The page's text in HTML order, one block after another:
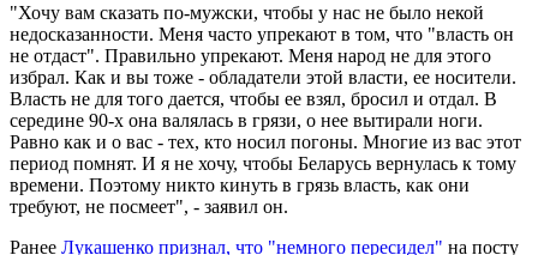
"Хочу вам сказать по-мужски, чтобы у нас не было некой
недосказанности. Меня часто упрекают в том, что "власть он
не отдаст". Правильно упрекают. Меня народ не для этого
избрал. Как и вы тоже - обладатели этой власти, ее носители.
Власть не для того дается, чтобы ее взял, бросил и отдал. В
середине 90-х она валялась в грязи, о нее вытирали ноги.
Равно как и о вас - тех, кто носил погоны. Многие из вас этот
период помнят. И я не хочу, чтобы Беларусь вернулась к тому
времени. Поэтому никто кинуть в грязь власть, как они
требуют, не посмеет", - заявил он.
Ранее Лукашенко признал, что "немного пересидел" на посту